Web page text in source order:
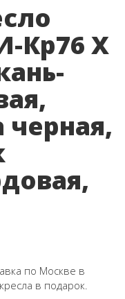
Кр76 Х
черная,
по Москве в
в подарок.